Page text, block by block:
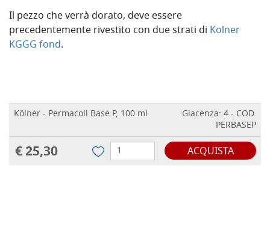
Il pezzo che verrà dorato, deve essere
precedentemente rivestito con due strati di Kolner
KGGG fond.
Kölner - Permacoll Base P, 100 ml
Giacenza: 4 - COD.
PERBASEP
€ 25,30 ACQUISTA